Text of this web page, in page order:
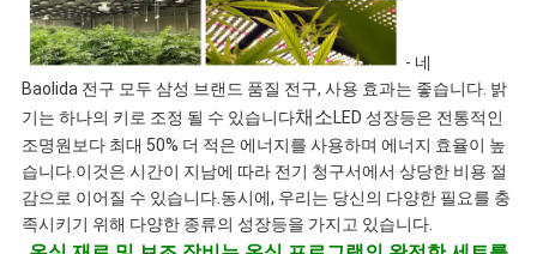
- 네
Baolida 전구 모두 삼성 브랜드 품질 전구, 사용 효과는 좋습니다. 밝
기는 하나의 키로 조정 될 수 있습니다채소LED 성장등은 전통적인
조명원보다 최대 50% 더 적은 에너지를 사용하며 에너지 효율이 높
습니다.이것은 시간이 지남에 따라 전기 청구서에서 상당한 비용 절
감으로 이어질 수 있습니다.동시에, 우리는 당신의 다양한 필요를 충
족시키기 위해 다양한 종류의 성장등을 가지고 있습니다.